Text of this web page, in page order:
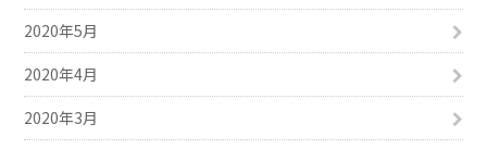
2020年5月
2020年4月
2020年3月